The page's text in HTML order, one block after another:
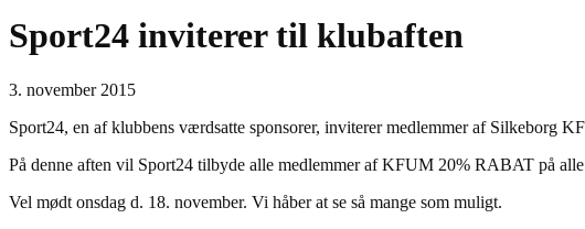
Sport24 inviterer til klubaften
3. november 2015
Sport24, en af klubbens værdsatte sponsorer, inviterer medlemmer af Silkeborg
På denne aften vil Sport24 tilbyde alle medlemmer af KFUM 20% RABAT på
Vel mødt onsdag d. 18. november. Vi håber at se så mange som muligt.